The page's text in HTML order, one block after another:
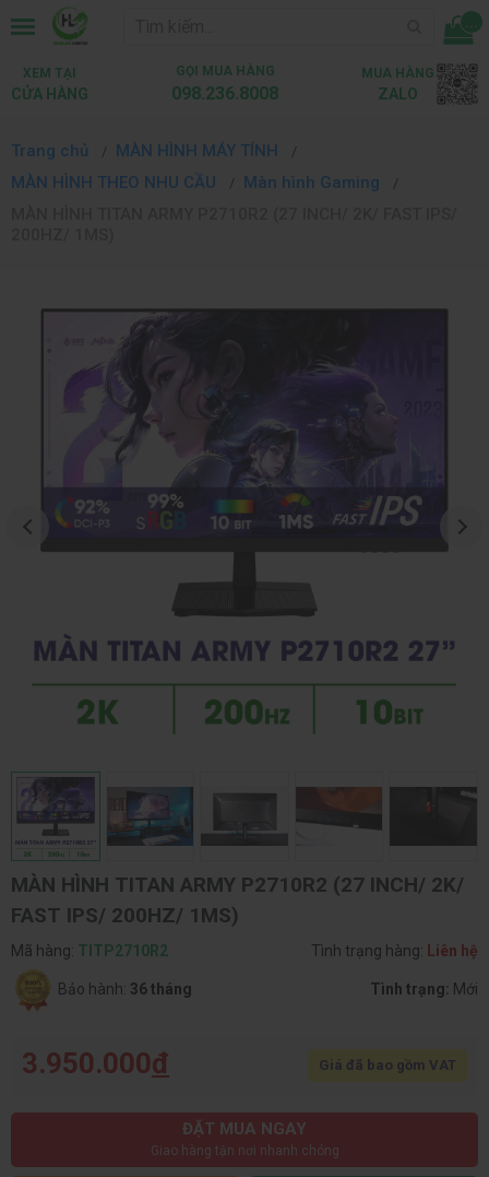
...
XEM TẠI
CỬA HÀNG
GỌI MUA HÀNG
098.236.8008
MUA HÀNG
ZALO
Trang chủ
MÀN HÌNH MÁY TÍNH
MÀN HÌNH THEO NHU CẦU
Màn hình Gaming
MÀN HÌNH TITAN ARMY P2710R2 (27 INCH/ 2K/
FAST IPS/ 200HZ/ 1MS)
Mã hàng: TITP2710R2 Tình trạng hàng: Liên hệ
Bảo hành: 36 tháng Tình trạng: Mới
3.950.000đ Giá đã bao gồm VAT
ĐẶT MUA NGAY
Giao hàng tận nơi nhanh chóng